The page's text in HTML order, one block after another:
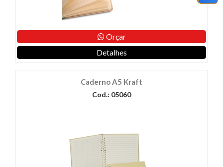
Orçar
Detalhes
Caderno A5 Kraft
Cod.: 05060